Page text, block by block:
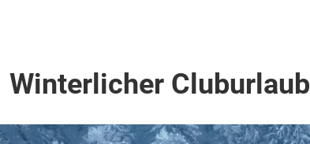
Winterlicher Cluburlaub